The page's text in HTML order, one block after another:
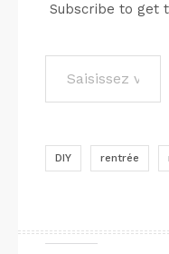
Subscribe to get
Saisissez votre adresse e-mail…
DIY rentrée